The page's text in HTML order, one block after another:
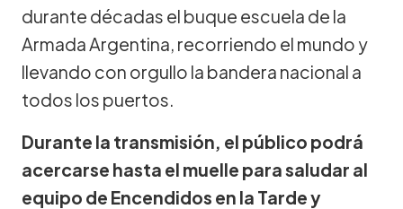
durante décadas el buque escuela de la
Armada Argentina, recorriendo el mundo y
llevando con orgullo la bandera nacional a
todos los puertos.
Durante la transmisión, el público podrá
acercarse hasta el muelle para saludar al
equipo de Encendidos en la Tarde y